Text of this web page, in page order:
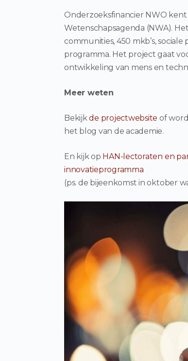
Onderzoeksfinancier NWO
Wetenschapsagenda (NWA).
communities, 450 mkb’s,
programma. Het project gaat
ontwikkeling van mens en
Meer weten
Bekijkde projectwebsite of
het blog van de academie.
En kijk op HAN-lectoraten en
innovatieprogramma
(ps. de bijeenkomst in oktober